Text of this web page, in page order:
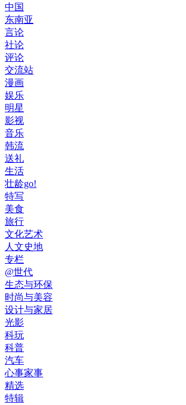
中国
东南亚
言论
社论
评论
交流站
漫画
娱乐
明星
影视
音乐
韩流
送礼
生活
壮龄go!
特写
美食
旅行
文化艺术
人文史地
专栏
@世代
生态与环保
时尚与美容
设计与家居
光影
科玩
科普
汽车
心事家事
精选
特辑